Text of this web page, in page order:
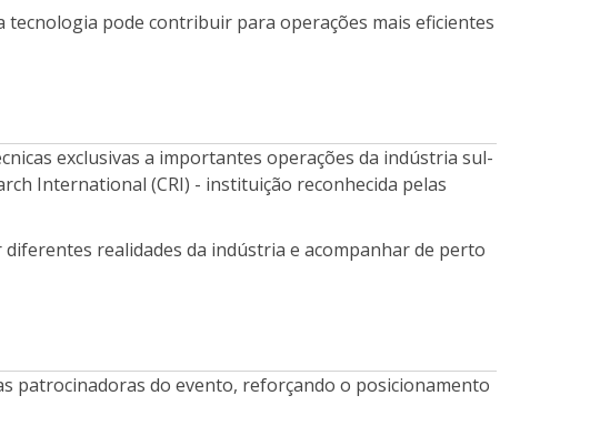
pode contribuir para operações mais eficientes
exclusivas a importantes operações da indústria sul-
International (CRI) - instituição reconhecida pelas
realidades da indústria e acompanhar de perto
patrocinadoras do evento, reforçando o posicionamento